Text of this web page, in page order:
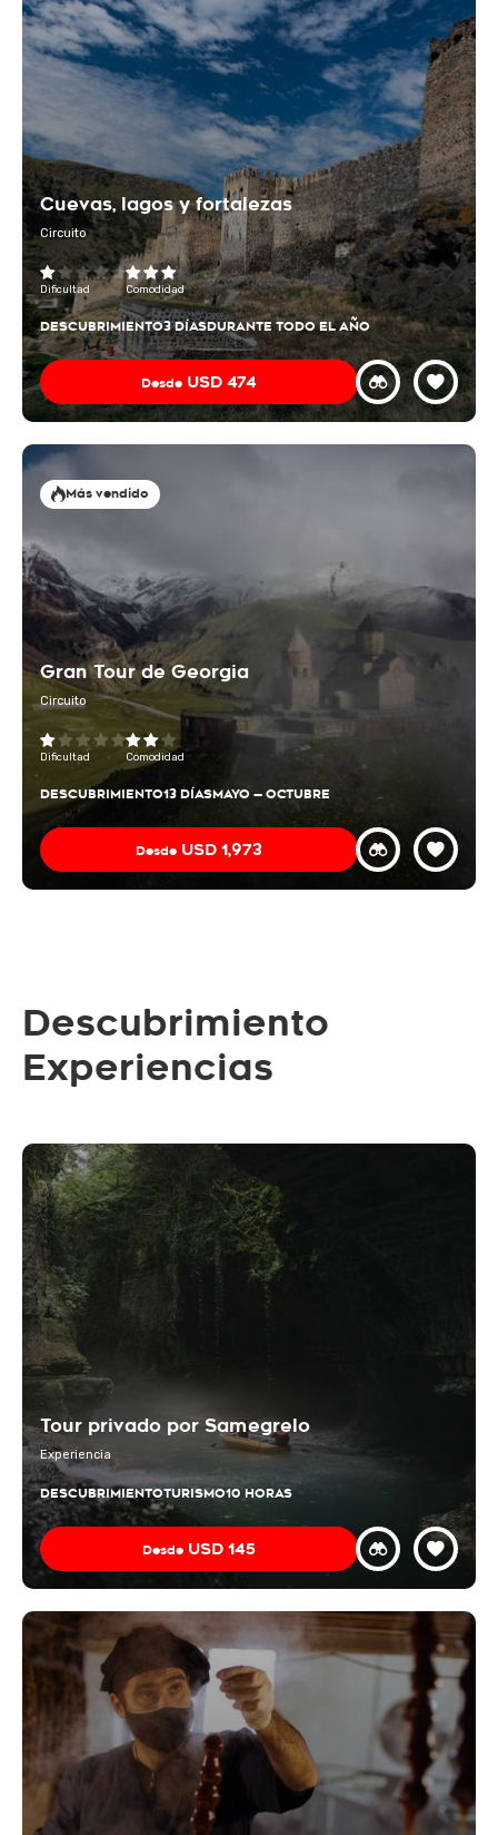
Cuevas, lagos y fortalezas
Circuito
Dificultad Comodidad
DESCUBRIMIENTO3 DÍASDURANTE TODO EL AÑO
Desde USD 474
Más vendido
Gran Tour de Georgia
Circuito
Dificultad Comodidad
DESCUBRIMIENTO13 DÍASMAYO — OCTUBRE
Desde USD 1,973
Descubrimiento
Experiencias
Tour privado por Samegrelo
Experiencia
DESCUBRIMIENTOTURISMO10 HORAS
Desde USD 145